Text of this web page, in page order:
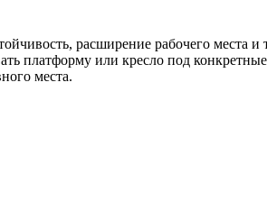
расширение рабочего места и
платформу или кресло под
места.